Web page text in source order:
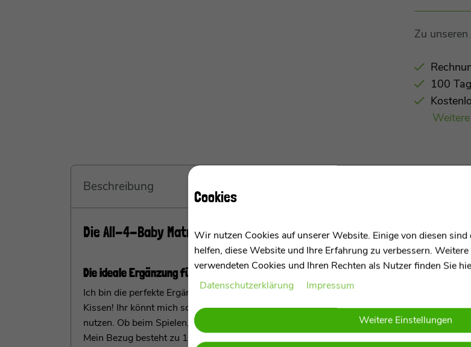
Zu unseren
100
Beschreibung
Die All-4-Baby Matratze für den Kletterbogen Lemmi
Die ideale Ergänzung für Euren Kletterbogen Lemmi
Ich bin die perfekte Ergänzung für deinen KletterbogenLemmi– ich bin die Matratze und das
Kissen! Ihr könnt mich sowohl zusammen mit der Kletterbogen Wippe als auch unabhängig
nutzen. Ob beim Spielen, Ausruhen oder Schlafen – ich sorge für Gemütlichkeit und
Mein Bezug besteht zu 100 % aus weicher, hautfreundlicher Baumwolle, die dafür sorgt,
Cookies
Wir nutzen Cookies auf unserer Website. Einige von diesen
helfen, diese Website und Ihre Erfahrung zu verbessern.
verwendeten Cookies und Ihren Rechten als Nutzer finden Sie
Daten­schutz­erklärung
Impressum
Weitere Einstellungen